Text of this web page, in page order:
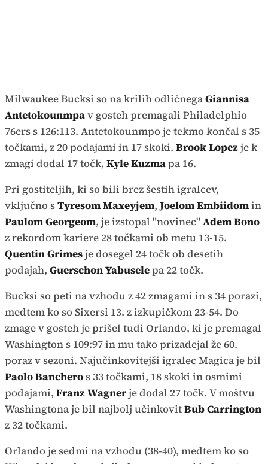
Milwaukee Bucksi so na krilih odličnegaGiannisa
Antetokounmpav gosteh premagali Philadelphio
76ers s 126:113. Antetokounmpo je tekmo končal s 35
točkami, z 20 podajami in 17 skoki. Brook Lopezje k
zmagi dodal 17 točk, Kyle Kuzmapa 16.
Pri gostiteljih, ki so bili brez šestih igralcev,
vključno sTyresom Maxeyjem,Joelom Embiidomin
Paulom Georgeom, je izstopal "novinec"Adem Bono
z rekordom kariere 28 točkami ob metu 13-15.
Quentin Grimesje dosegel 24 točk ob desetih
podajah, Guerschon Yabuselepa 22 točk.
Bucksi so peti na vzhodu z 42 zmagami in s 34 porazi,
medtem ko so Sixersi 13. z izkupičkom 23-54. Do
zmage v gosteh je prišel tudi Orlando, ki je premagal
Washington s 109:97 in mu tako prizadejal že 60.
poraz v sezoni. Najučinkovitejši igralec Magica je bil
Paolo Bancheros 33 točkami, 18 skoki in osmimi
podajami, Franz Wagnerje dodal 27 točk. V moštvu
Washingtona je bil najbolj učinkovitBub Carrington
z 32 točkami.
Orlando je sedmi na vzhodu (38-40), medtem ko so